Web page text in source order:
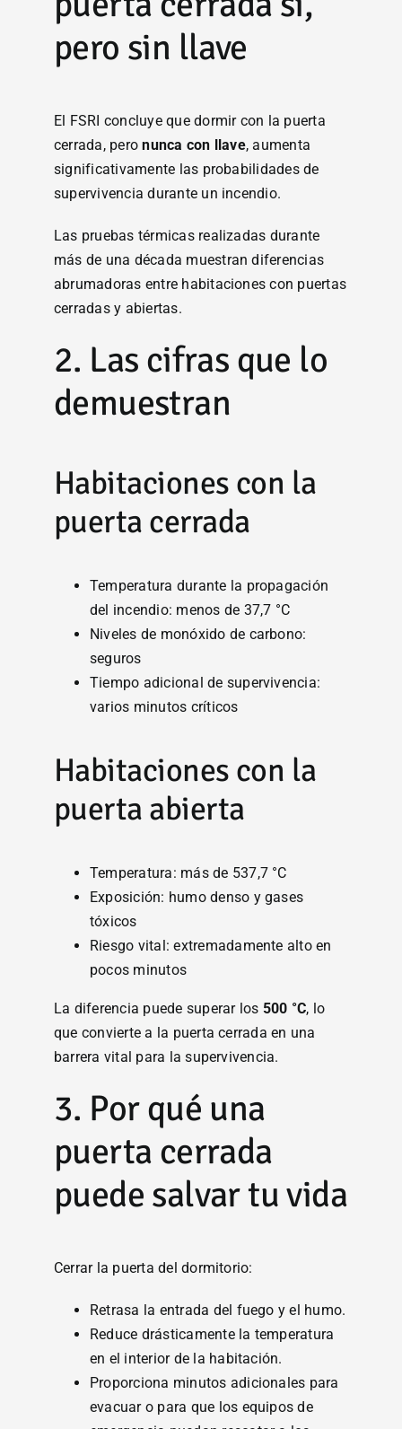
pero sin llave
El FSRI concluye que dormir con la puerta
cerrada, peronunca con llave, aumenta
significativamente las probabilidades de
supervivencia durante un incendio.
Las pruebas térmicas realizadas durante
más de una década muestran diferencias
abrumadoras entre habitaciones con puertas
cerradas y abiertas.
2. Las cifras que lo
demuestran
Habitaciones con la
puerta cerrada
Temperatura durante la propagación
del incendio: menos de 37,7 °C
Niveles de monóxido de carbono:
seguros
Tiempo adicional de supervivencia:
varios minutos críticos
Habitaciones con la
puerta abierta
Temperatura: más de 537,7 °C
Exposición: humo denso y gases
tóxicos
Riesgo vital: extremadamente alto en
pocos minutos
La diferencia puede superar los 500 °C, lo
que convierte a la puerta cerrada en una
barrera vital para la supervivencia.
3. Por qué una
puerta cerrada
puede salvar tu vida
Cerrar la puerta del dormitorio:
Retrasa la entrada del fuego y el humo.
Reduce drásticamente la temperatura
en el interior de la habitación.
Proporciona minutos adicionales para
evacuar o para que los equipos de